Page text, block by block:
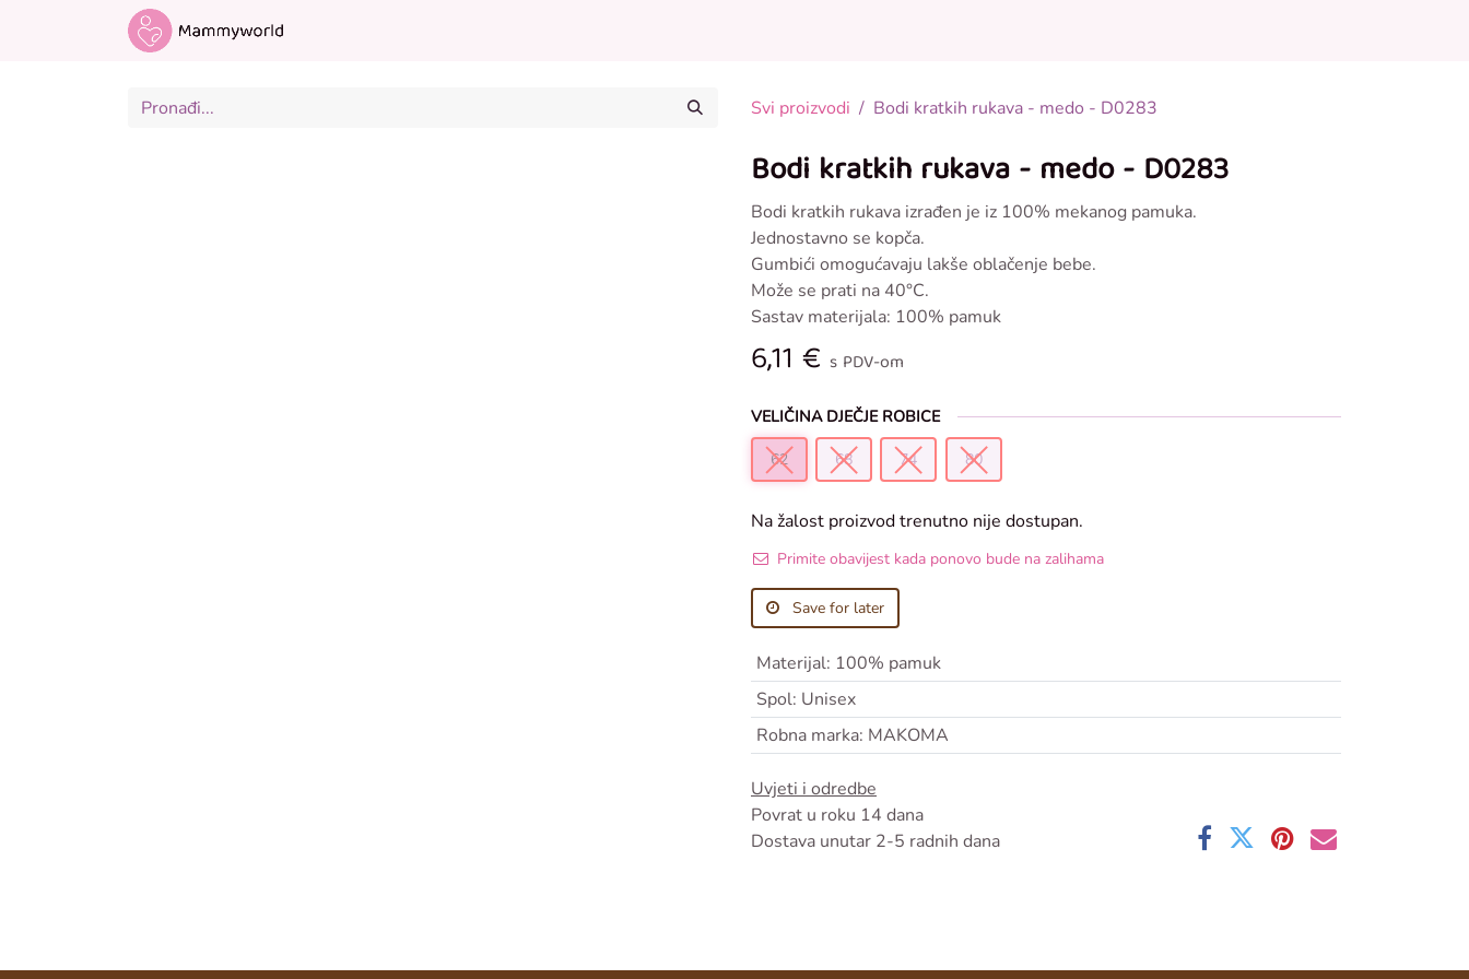
Svi proizvodi Bodi kratkih rukava - medo - D0283
Bodi kratkih rukava - medo - D0283
Bodi kratkih rukava izrađen je iz 100% mekanog pamuka.
Jednostavno se kopča.
Gumbići omogućavaju lakše oblačenje bebe.
Može se prati na 40°C.
Sastav materijala: 100% pamuk
6,11 € s PDV-om
VELIČINA DJEČJE ROBICE
62 68 74 80
Na žalost proizvod trenutno nije dostupan.
Primite obavijest kada ponovo bude na zalihama
Save for later
Materijal: 100% pamuk
Spol: Unisex
Robna marka: MAKOMA
Uvjeti i odredbe
Povrat u roku 14 dana
Dostava unutar 2-5 radnih dana